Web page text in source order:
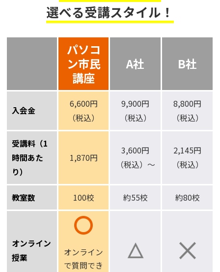
選べる受講スタイル！
パソコ
ン市民
講座
A社 B社
入会金
6,600円
（税込）
9,900円
（税込）
8,800円
（税込）
受講料（1
時間あた
り）
1,870円
3,600円
（税込）～
2,145円
（税込）
教室数 100校 約55校 約80校
オンライン
授業
オンライン
で質問でき